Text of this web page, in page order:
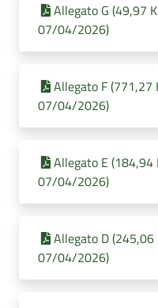
Allegato G (49,97
07/04/2026)
Allegato F (771,27
07/04/2026)
Allegato E
07/04/2026)
Allegato D
07/04/2026)